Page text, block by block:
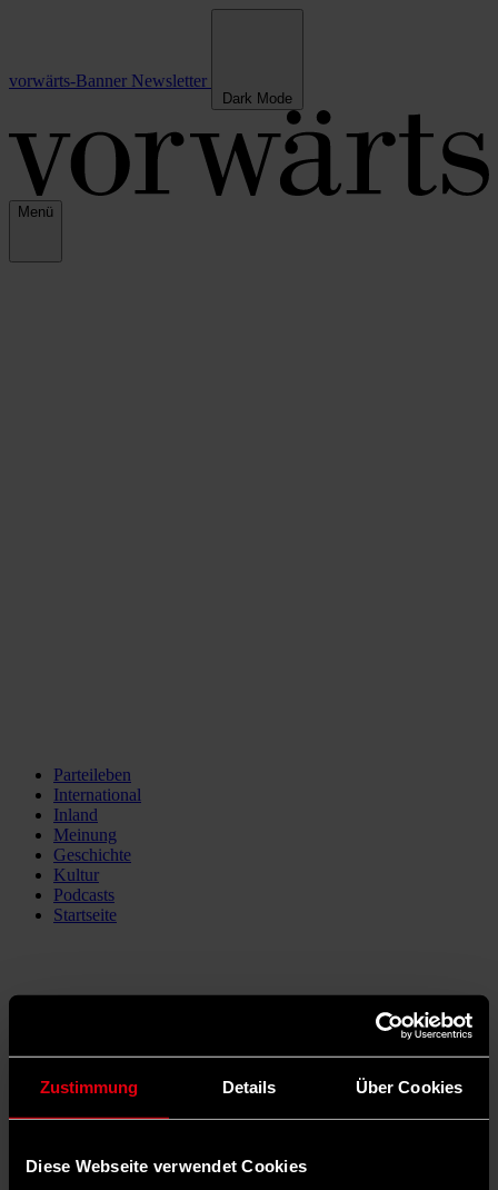
Zustimmung Details Über Cookies
Diese Webseite verwendet Cookies
vorwärts-Banner Newsletter
Dark Mode
Menü
Parteileben
International
Inland
Meinung
Geschichte
Kultur
Podcasts
Startseite